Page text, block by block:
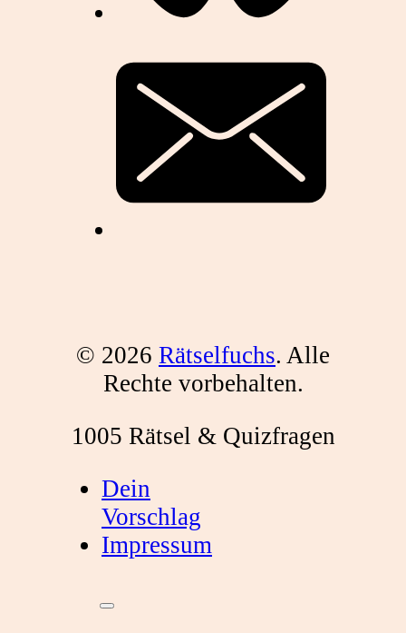
© 2026 Rätselfuchs. Alle
Rechte vorbehalten.
1005 Rätsel & Quizfragen
Dein
Vorschlag
Impressum